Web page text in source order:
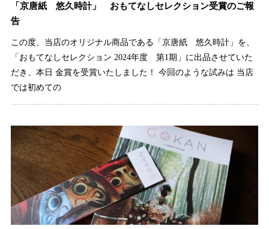
「京唐紙 悠久時計」 おもてなしセレクション受賞のご報
告
この度、当店のオリジナル商品である「京唐紙 悠久時計」を、
「おもてなしセレクション 2024年度 第1期」に出品させていた
だき、本日 金賞を受賞いたしました！ 今回のような試みは 当店
では初めての